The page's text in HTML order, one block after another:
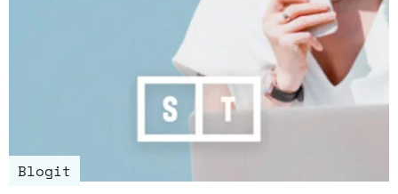
Blogit